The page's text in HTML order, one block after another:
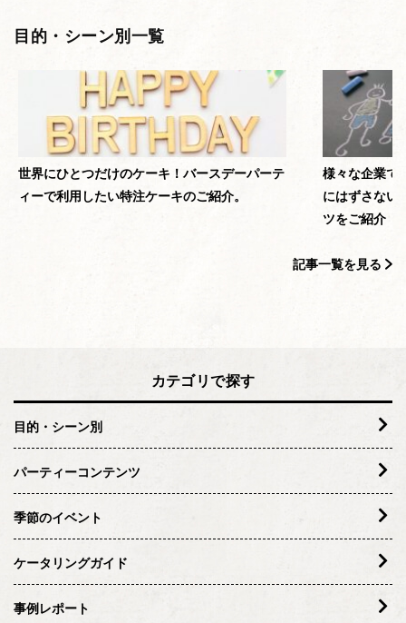
目的・シーン別一覧
世界にひとつだけのケーキ！バースデーパーテ
ィーで利用したい特注ケーキのご紹介。
様々な企業で
にはずさない
ツをご紹介
記事一覧を見る
カテゴリで探す
目的・シーン別
パーティーコンテンツ
季節のイベント
ケータリングガイド
事例レポート